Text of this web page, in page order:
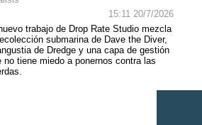
15:11 20/7/2026
trabajo de Drop Rate Studio mezcla
submarina de Dave the Diver,
de Dredge y una capa de gestión
no tiene miedo a ponernos contra las